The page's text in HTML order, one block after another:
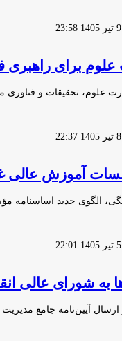
9 تیر 1405 23:58
برای راهبری
علوم، تحقیقات و فناوری
8 تیر 1405 22:37
آموزش
الگوی جدید اساسنامه
5 تیر 1405 22:01
به شورای عالی
ارسال آیین‌نامه جامع